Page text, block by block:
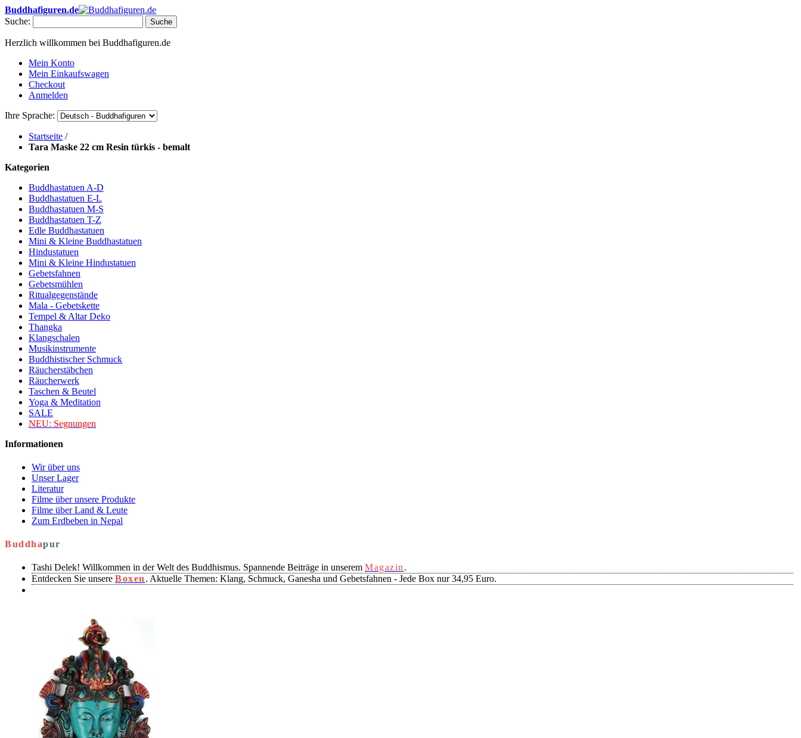
Buddhafiguren.de
Suche:
Suche
Herzlich willkommen bei Buddhafiguren.de
Mein Konto
Mein Einkaufswagen
Checkout
Anmelden
Ihre Sprache:
Startseite /
Tara Maske 22 cm Resin türkis - bemalt
Kategorien
Buddhastatuen A-D
Buddhastatuen E-L
Buddhastatuen M-S
Buddhastatuen T-Z
Edle Buddhastatuen
Mini & Kleine Buddhastatuen
Hindustatuen
Mini & Kleine Hindustatuen
Gebetsfahnen
Gebetsmühlen
Ritualgegenstände
Mala - Gebetskette
Tempel & Altar Deko
Thangka
Klangschalen
Musikinstrumente
Buddhistischer Schmuck
Räucherstäbchen
Räucherwerk
Taschen & Beutel
Yoga & Meditation
SALE
NEU: Segnungen
Informationen
Wir über uns
Unser Lager
Literatur
Filme über unsere Produkte
Filme über Land & Leute
Zum Erdbeben in Nepal
Buddhapur
Tashi Delek! Willkommen in der Welt des Buddhismus. Spannende Beiträge in unserem Magazin .
Entdecken Sie unsere Boxen . Aktuelle Themen: Klang, Schmuck, Ganesha und Gebetsfahnen - Jede Box nur 34,95 Euro.